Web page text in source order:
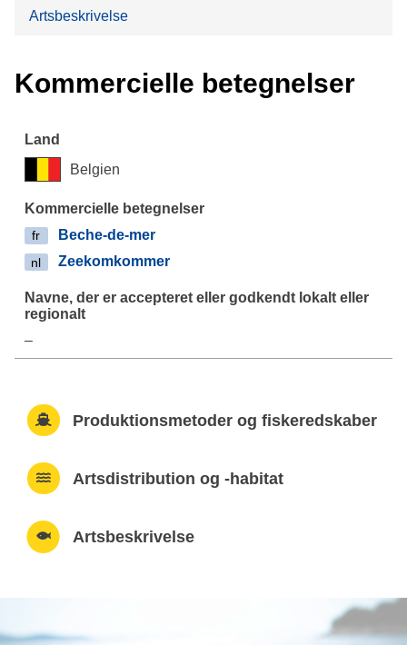
Artsbeskrivelse
Kommercielle betegnelser
Belgien
fr Beche-de-mer
nl Zeekomkommer
–
Produktionsmetoder og fiskeredskaber
Artsdistribution og -habitat
Artsbeskrivelse